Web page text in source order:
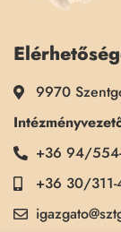
9970
+36 94/
+36 30/